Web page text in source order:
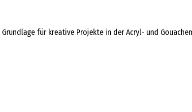
für kreative Projekte in der Acryl- und